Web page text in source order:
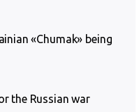
«Chumak» being
the Russian war